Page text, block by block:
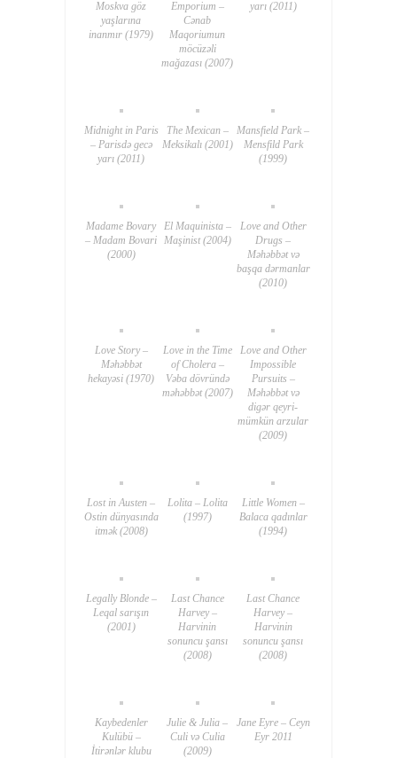
Moskva göz
yaşlarına
inanmır (1979)
Emporium –
Cənab
Maqoriumun
möcüzəli
mağazası (2007)
yarı (2011)
Midnight in Paris
– Parisdə gecə
yarı (2011)
The Mexican –
Meksikalı (2001)
Mansfield Park –
Mensfild Park
(1999)
Madame Bovary
– Madam Bovari
(2000)
El Maquinista –
Maşinist (2004)
Love and Other
Drugs –
Məhəbbət və
başqa dərmanlar
(2010)
Love Story –
Məhəbbət
hekayəsi (1970)
Love in the Time
of Cholera –
Vəba dövründə
məhəbbət (2007)
Love and Other
Impossible
Pursuits –
Məhəbbət və
digər qeyri-
mümkün arzular
(2009)
Lost in Austen –
Ostin dünyasında
itmək (2008)
Lolita – Lolita
(1997)
Little Women –
Balaca qadınlar
(1994)
Legally Blonde –
Leqal sarışın
(2001)
Last Chance
Harvey –
Harvinin
sonuncu şansı
(2008)
Last Chance
Harvey –
Harvinin
sonuncu şansı
(2008)
Kaybedenler
Kulübü –
İtirənlər klubu
Julie & Julia –
Culi və Culia
(2009)
Jane Eyre – Ceyn
Eyr 2011